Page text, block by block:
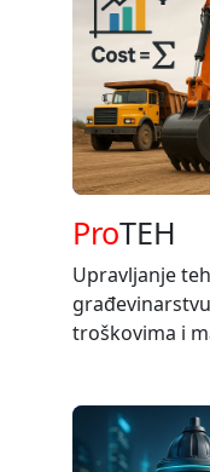
ProTEH
Upravljanje
troškovima i